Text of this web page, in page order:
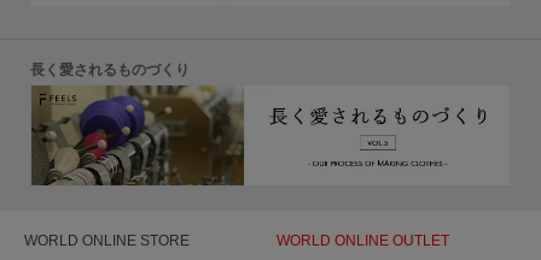
長く愛されるものづくり
WORLD ONLINE STORE WORLD ONLINE OUTLET